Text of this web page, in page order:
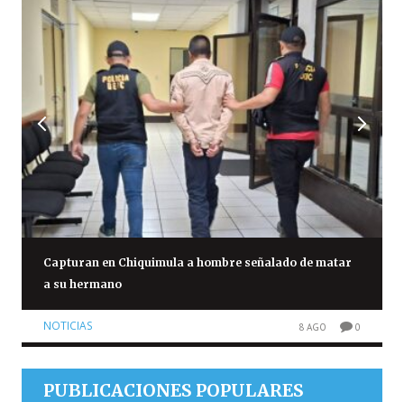
Capturan en Chiquimula a hombre señalado de matar
a su hermano
NOTICIAS 8 AGO 0
PUBLICACIONES POPULARES